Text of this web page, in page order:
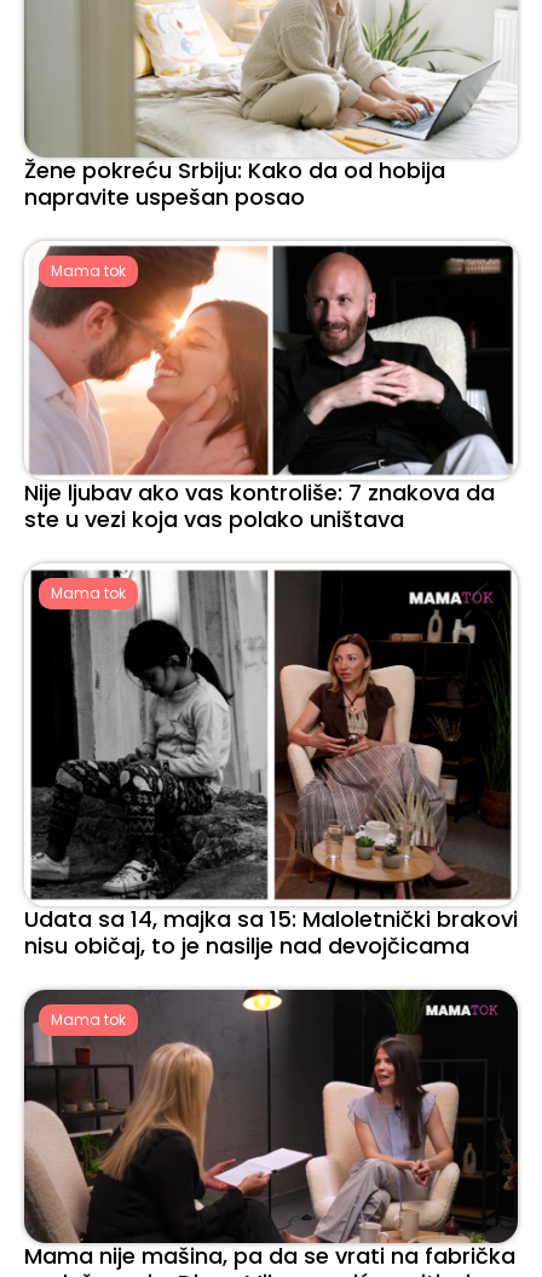
Žene pokreću Srbiju: Kako da od hobija
napravite uspešan posao
Mama tok
Nije ljubav ako vas kontroliše: 7 znakova da
ste u vezi koja vas polako uništava
Mama tok
Udata sa 14, majka sa 15: Maloletnički brakovi
nisu običaj, to je nasilje nad devojčicama
Mama tok
Mama nije mašina, pa da se vrati na fabrička